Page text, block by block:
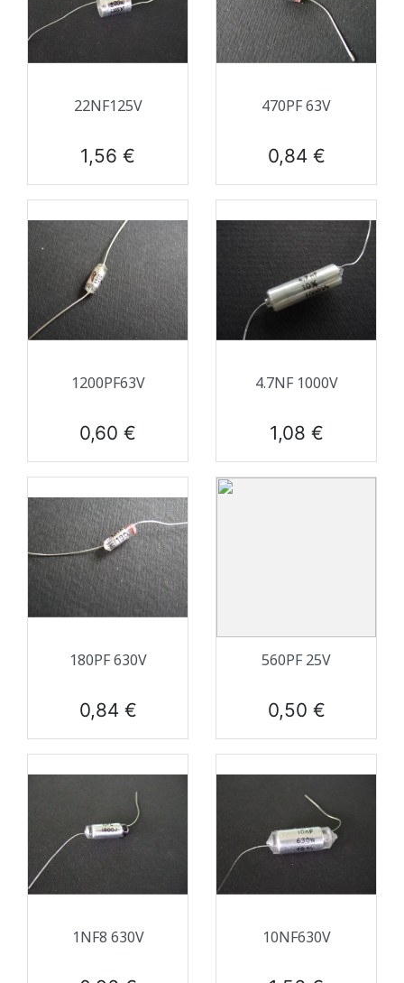
22NF125V
Prix
1,56 €
470PF 63V
Prix
0,84 €
1200PF63V
Prix
0,60 €
4.7NF 1000V
Prix
1,08 €
180PF 630V
Prix
0,84 €
560PF 25V
Prix
0,50 €
1NF8 630V 10NF630V